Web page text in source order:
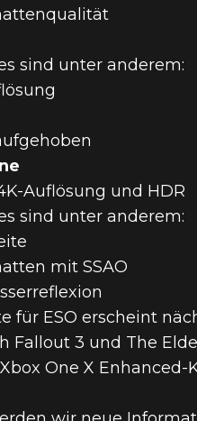
sind unter anderem:
Auflösung und HDR
sind unter anderem:
mit SSAO
für ESO erscheint
Fallout 3 und The
One X